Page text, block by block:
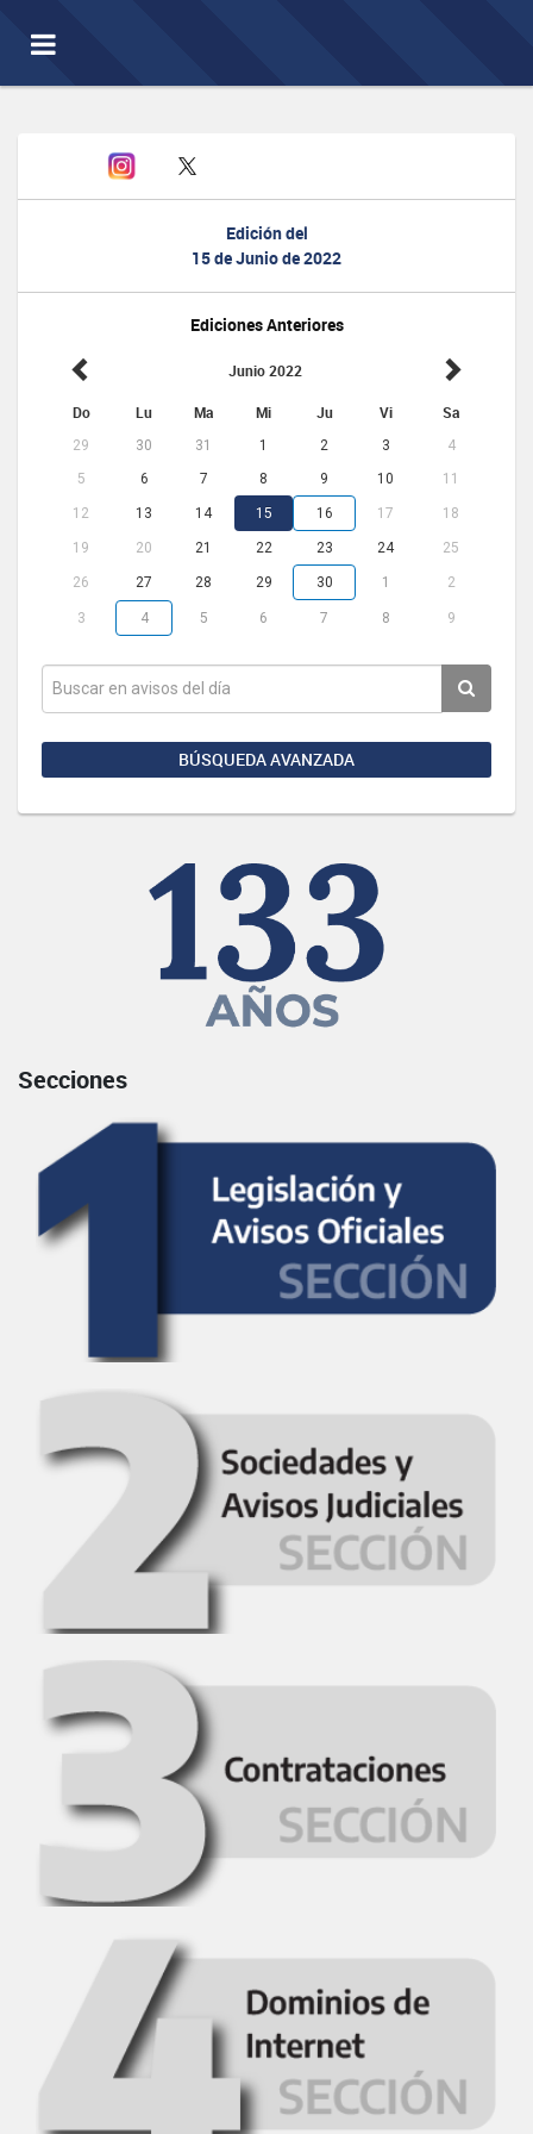
Toggle
navigation
Edición del
15 de Junio de 2022
Ediciones Anteriores
Junio 2022
Do Lu Ma Mi Ju Vi Sa
29 30 31 1 2 3
4
5
6 7 8 9 10 11
12 13 14 15 16 17 18
19 20 21 22 23 24 25
26 27 28 29 30 1 2
3 4 5 6 7 8 9
BÚSQUEDA AVANZADA
Secciones